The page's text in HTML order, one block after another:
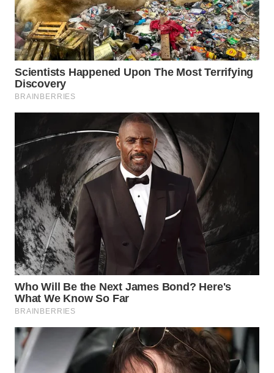
WN
LABUANBAJO
WN
BORNEO
WAHANA
NEWS
WAHANA
TANI
WAHANA
ADVOKAT
WAHANA
INFRASTRUKTUR
WAHANA
KONSUMEN